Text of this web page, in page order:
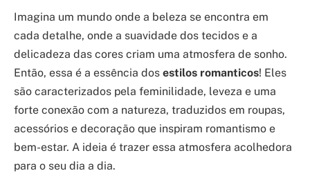
Imagina um mundo onde a beleza se encontra em
cada detalhe, onde a suavidade dos tecidos e a
delicadeza das cores criam uma atmosfera de sonho.
Então, essa é a essência dos estilos romanticos! Eles
são caracterizados pela feminilidade, leveza e uma
forte conexão com a natureza, traduzidos em roupas,
acessórios e decoração que inspiram romantismo e
bem-estar. A ideia é trazer essa atmosfera acolhedora
para o seu dia a dia.